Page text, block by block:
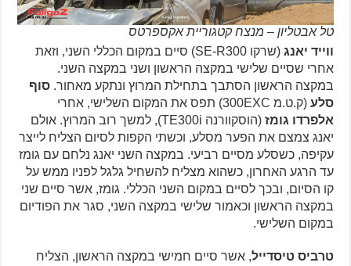
טל אבטליון – מנצח קטגוריית אקספרטס
ווייד יאנג
(שרקו SE-R300) סיים במקום הכללי השני, וזאת
אחרי שסיים שלישי במקצה הראשון ושני במקצה השני.
במקצה הראשון הסתבך בתחילת המרוץ ונתקע מאחור.סוף
סלע (ק.ט.מ 300EXC) תפס את המקום השלישי, אחרי
אלפרדו גומז
(הוסקוורנה TE300i), למשך רוב המרוץ. אולם
יאנג צמצם את הפער מסלע, וכשתי הקפות לסיום הצליח לייצר
עקיפה, כשסלע מסיים רביעי. במקצה השני יאנג נלחם עם גומז
עד הרגע האחרון, כשהוא מצליח להשחיל גלגל לפניו ממש על
קו הסיום, ובכך לסיים במקום השני הכללי. גומז, אשר סיים שני
במקצה הראשון וכאמור שלישי במקצה השני, סגר את הפודיום
במקום השלישי.
טרביס טיסדייל, אשר סיים חמישי במקצה הראשון, הצליח